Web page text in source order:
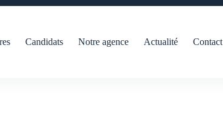
Candidats Notre agence Actualité Contact